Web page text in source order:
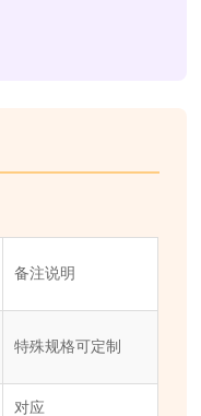
备注说明
特殊规格可定制
对应